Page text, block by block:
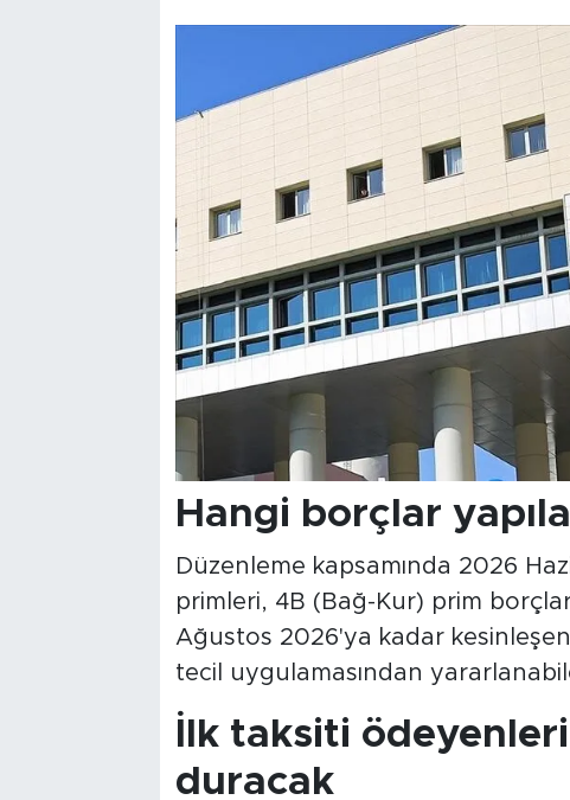
Hangi borçlar
Düzenleme kapsamında 2026
primleri, 4B (Bağ-Kur) prim
Ağustos 2026'ya kadar
tecil uygulamasından
İlk taksiti
duracak